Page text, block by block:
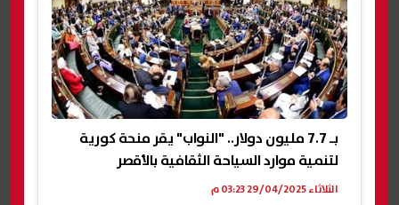
بـ 7.7 مليون دولار.. "النواب" يقر منحة كورية
لتنمية موارد السياحة الثقافية بالأقصر
الثلاثاء 29/04/2025 03:23 م